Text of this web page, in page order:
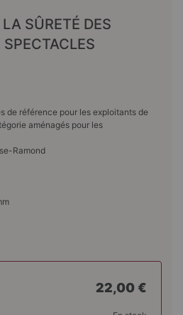
SÛRETÉ DES
de référence pour les exploitants de
aménagés pour les
Ramond
22,00 €